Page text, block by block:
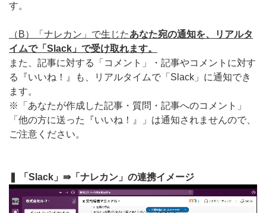
す。
（B）「ナレカン」で生じたあなた宛の通知を、リアルタ
イムで「Slack」で受け取れます。
また、記事に対する「コメント」・記事やコメントに対す
る『いいね！』も、リアルタイムで「Slack」に通知でき
ます。
※「あなたが作成した記事・質問・記事へのコメント」
「他の方に送った『いいね！』」は通知されませんので、
ご注意ください。
❚ 「Slack」⇛「ナレカン」の連携イメージ